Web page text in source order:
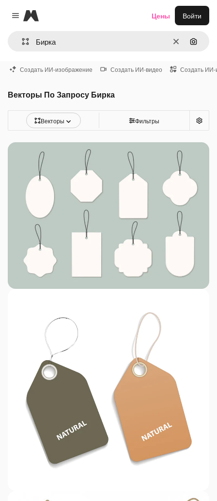
Close menu
Magnific
ОчиститьПоиск
Цены Войти
Создать ИИ-изображение Создать ИИ-видео Создать ИИ-
Векторы По Запросу Бирка
Векторы Фильтры